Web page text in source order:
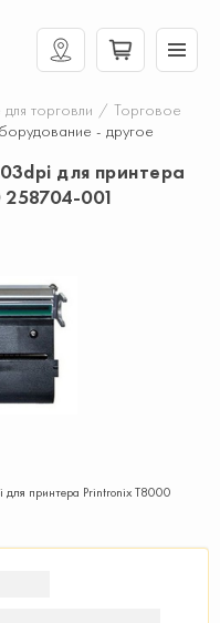
торговли / Торговое
- другое
для принтера
001
принтера Printronix T8000